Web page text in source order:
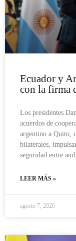
Ecuador y
con la firma
Los presidentes
acuerdos de
argentino a Quito,
bilaterales,
seguridad entre
LEER MÁS »
agosto 7, 2026